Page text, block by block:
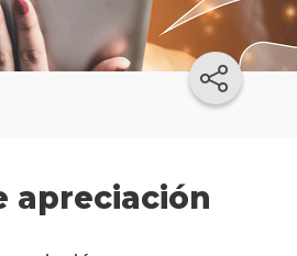
apreciación